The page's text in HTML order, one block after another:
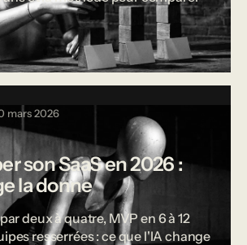
mars 2026
son SaaS en 2026 :
la donne
deux à quatre, MVP en 6 à 12
resserrées : ce que l'IA change